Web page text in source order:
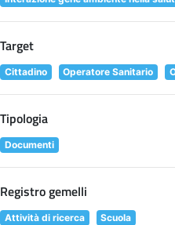
Target
Cittadino Operatore Sanitario
Tipologia
Documenti
Registro gemelli
Attività di ricerca Scuola